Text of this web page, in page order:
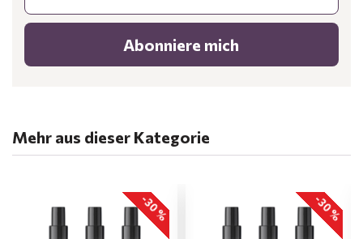
Abonniere mich
Mehr aus dieser Kategorie
-30 % -30 %